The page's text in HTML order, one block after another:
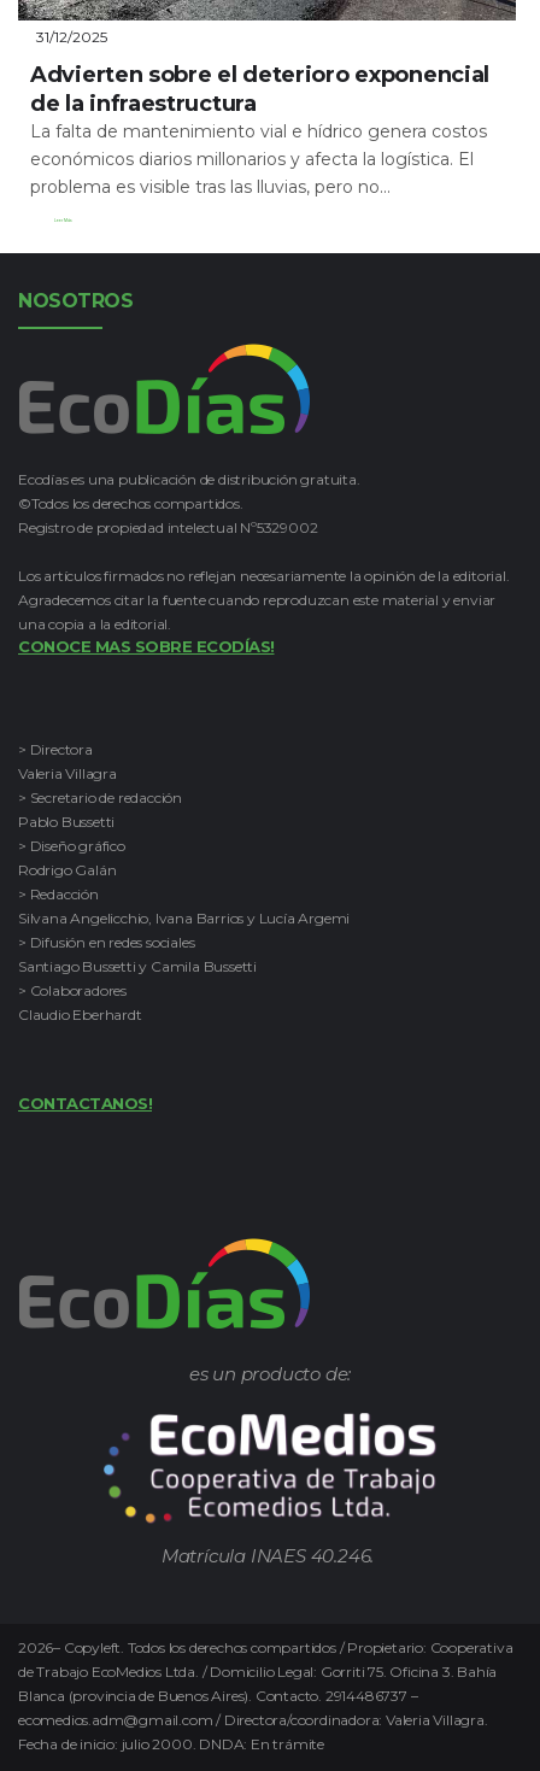
31/12/2025
Advierten sobre el deterioro exponencial
de la infraestructura
La falta de mantenimiento vial e hídrico genera costos
económicos diarios millonarios y afecta la logística. El
problema es visible tras las lluvias, pero no...
Leer Más
NOSOTROS
Ecodías es una publicación de distribución gratuita.
©Todos los derechos compartidos.
Registro de propiedad intelectual Nº5329002
Los artículos firmados no reflejan necesariamente la opinión de la editorial.
Agradecemos citar la fuente cuando reproduzcan este material y enviar
una copia a la editorial.
CONOCE MAS SOBRE ECODÍAS!
> Directora
Valeria Villagra
> Secretario de redacción
Pablo Bussetti
> Diseño gráfico
Rodrigo Galán
> Redacción
Silvana Angelicchio, Ivana Barrios y Lucía Argemi
> Difusión en redes sociales
Santiago Bussetti y Camila Bussetti
> Colaboradores
Claudio Eberhardt
CONTACTANOS!
es un producto de:
Matrícula INAES 40.246.
2026– Copyleft. Todos los derechos compartidos / Propietario: Cooperativa
de Trabajo EcoMedios Ltda. / Domicilio Legal: Gorriti 75. Oficina 3. Bahía
Blanca (provincia de Buenos Aires). Contacto. 2914486737 –
ecomedios.adm@gmail.com / Directora/coordinadora: Valeria Villagra.
Fecha de inicio: julio 2000. DNDA: En trámite